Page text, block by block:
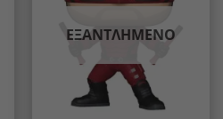
ΕΞΑΝΤΛΗΜΈΝΟ